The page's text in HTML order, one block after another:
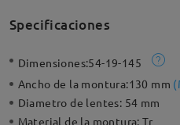
Specificaciones
Dimensiones:54-19-145
Ancho de la montura:130 mm (
Diametro de lentes: 54 mm
Material de la montura:Tr